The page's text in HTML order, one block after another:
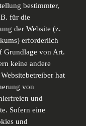
bestimmter,
für die
der Website (z.
erforderlich
Grundlage von Art.
keine andere
hat
von
und
Sofern eine
und